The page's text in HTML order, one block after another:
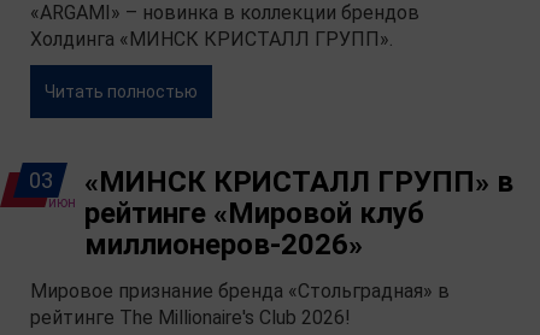
«ARGAMI» – новинка в коллекции брендов
Холдинга «МИНСК КРИСТАЛЛ ГРУПП».
Читать полностью
03
июн
«МИНСК КРИСТАЛЛ ГРУПП» в
рейтинге «Мировой клуб
миллионеров-2026»
Мировое признание бренда «Стольградная» в
рейтинге The Millionaire's Club 2026!